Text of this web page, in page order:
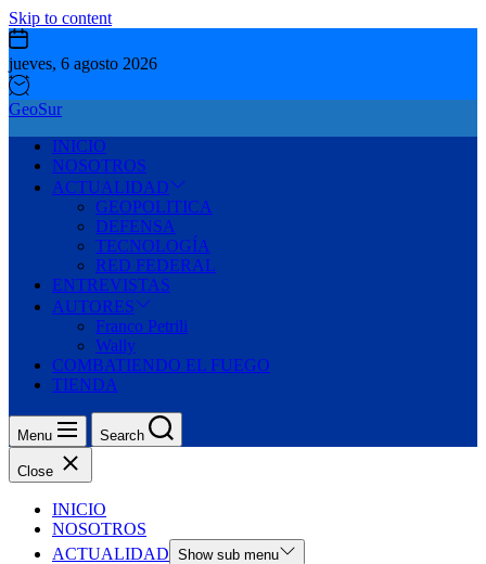
Skip to content
jueves, 6 agosto 2026
GeoSur
INICIO
NOSOTROS
ACTUALIDAD
GEOPOLITICA
DEFENSA
TECNOLOGÍA
RED FEDERAL
ENTREVISTAS
AUTORES
Franco Petrili
Wally
COMBATIENDO EL FUEGO
TIENDA
Menu Search
Close
INICIO
NOSOTROS
ACTUALIDAD Show sub menu